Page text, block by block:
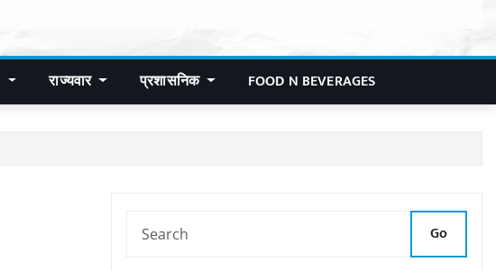
राज्यवार प्रशासनिक FOOD N BEVERAGES
Go